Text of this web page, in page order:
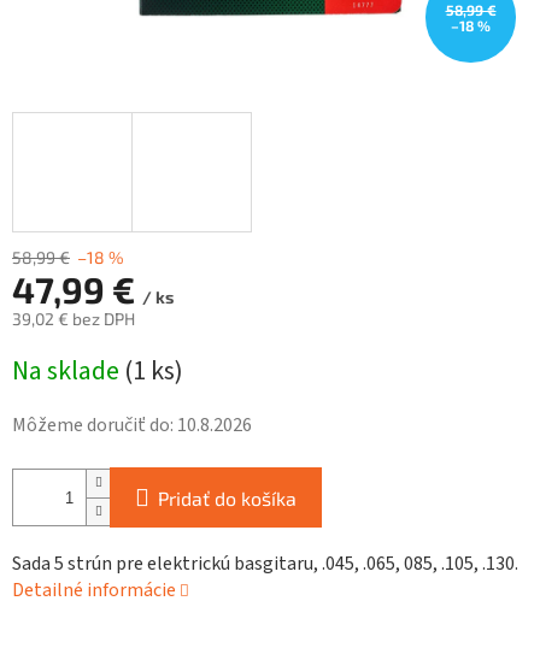
58,99 €
–18 %
58,99 € –18 %
47,99 € / ks
39,02 € bez DPH
cena:
Na sklade (1 ks)
Môžeme doručiť do: 10.8.2026
Pridať do košíka
Sada 5 strún pre elektrickú basgitaru , .045, .065, 085, .105, .130.
Detailné informácie